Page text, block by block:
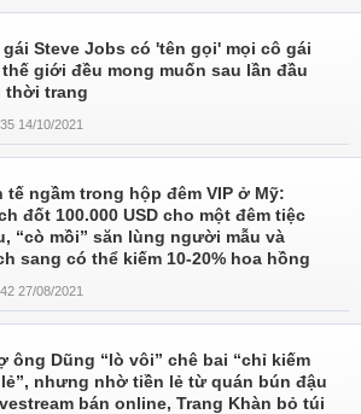
gái Steve Jobs có 'tên gọi' mọi cô gái
giới đều mong muốn sau lần đầu
thời trang
14/10/2021
tế ngầm trong hộp đêm VIP ở Mỹ:
đốt 100.000 USD cho một đêm tiệc
“cò mồi” săn lùng người mẫu và
sang có thể kiếm 10-20% hoa hồng
27/08/2021
ông Dũng “lò vôi” chê bai “chỉ kiếm
nhưng nhờ tiền lẻ từ quán bún đậu
bán online, Trang Khàn bỏ túi